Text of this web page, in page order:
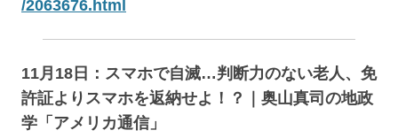
/2063676.html
11月18日：スマホで自滅…判断力のない老人、免
許証よりスマホを返納せよ！？｜奥山真司の地政
学「アメリカ通信」